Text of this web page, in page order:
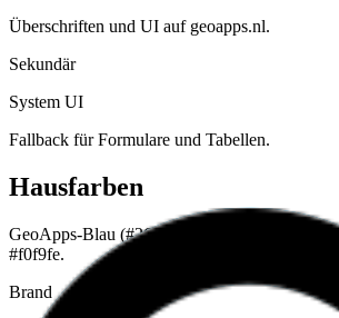
Überschriften und UI auf geoapps.nl.
Sekundär
System UI
Fallback für Formulare und Tabellen.
Hausfarben
GeoApps-Blau (#26abe2, Hover #0b6d99)
#f0f9fe.
Brand